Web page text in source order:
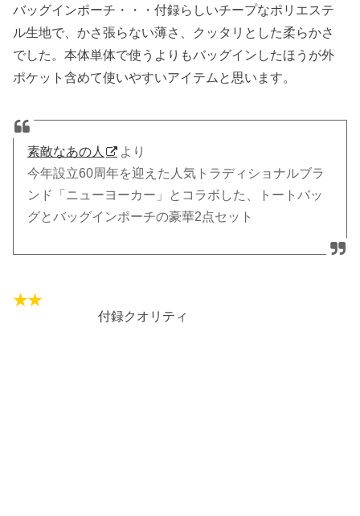
バッグインポーチ・・・付録らしいチープなポリエステ
ル生地で、かさ張らない薄さ、クッタリとした柔らかさ
でした。本体単体で使うよりもバッグインしたほうが外
ポケット含めて使いやすいアイテムと思います。
素敵なあの人
より
今年設立60周年を迎えた人気トラディショナルブラ
ンド「ニューヨーカー」とコラボした、トートバッ
グとバッグインポーチの豪華2点セット
付録クオリティ